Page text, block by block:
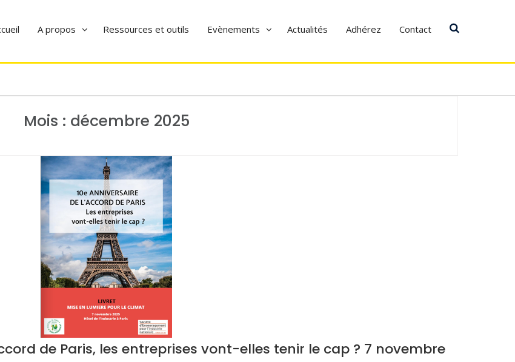
A propos Ressources et outils Evènements Actualités Adhérez Contact
Mois : décembre 2025
de Paris, les entreprises vont-elles tenir le cap ? 7 novembre